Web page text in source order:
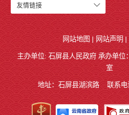
友情链接
网站地图 | 网站声明 |
主办单位: 石屏县人民政府 承办单位
室
地址：石屏县湖滨路 联系